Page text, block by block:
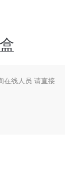
在线人员.请直接